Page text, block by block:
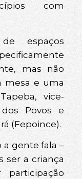
com
espaços
mas não
mesa e uma
vice-
Povos e
(Fepoince).
a gente fala –
ser a criança